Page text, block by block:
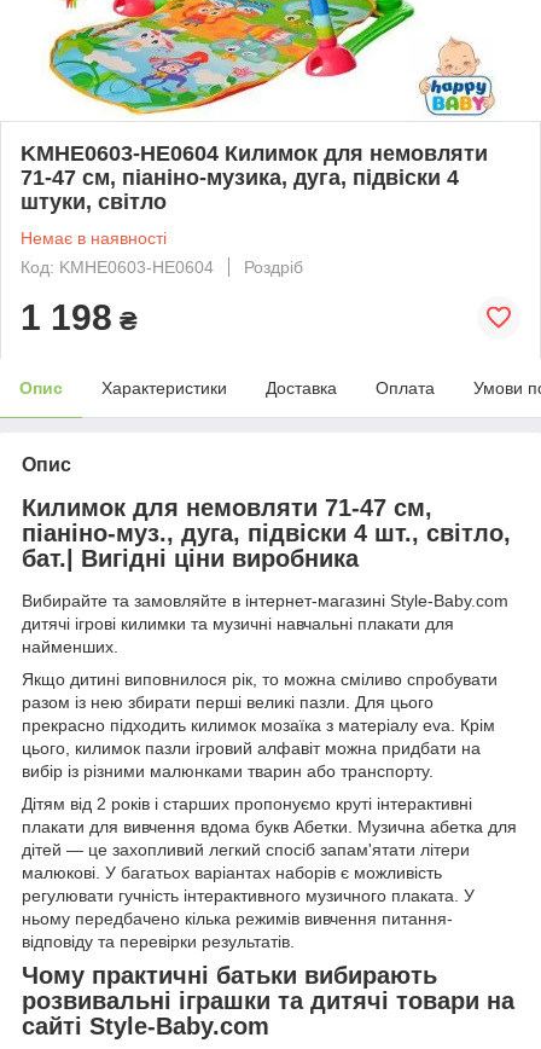
KMHE0603-HE0604 Килимок для немовляти
71-47 см, піаніно-музика, дуга, підвіски 4
штуки, світло
Немає в наявності
Код: KMHE0603-HE0604
Роздріб
1 198 ₴
Опис Характеристики Доставка Оплата Умови
Опис
Килимок для немовляти 71-47 см,
піаніно-муз., дуга, підвіски 4 шт., світло,
бат.| Вигідні ціни виробника
Вибирайте та замовляйте в інтернет-магазині Style-Baby.com
дитячі ігрові килимки та музичні навчальні плакати для
найменших.
Якщо дитині виповнилося рік, то можна сміливо спробувати
разом із нею збирати перші великі пазли. Для цього
прекрасно підходить килимок мозаїка з матеріалу eva. Крім
цього, килимок пазли ігровий алфавіт можна придбати на
вибір із різними малюнками тварин або транспорту.
Дітям від 2 років і старших пропонуємо круті інтерактивні
плакати для вивчення вдома букв Абетки. Музична абетка для
дітей — це захопливий легкий спосіб запам'ятати літери
малюкові. У багатьох варіантах наборів є можливість
регулювати гучність інтерактивного музичного плаката. У
ньому передбачено кілька режимів вивчення питання-
відповіду та перевірки результатів.
Чому практичні батьки вибирають
розвивальні іграшки та дитячі товари на
сайті Style-Baby.com